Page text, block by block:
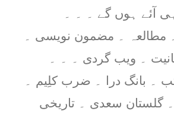
آئے ہوں گے ۔ ۔ ۔
مطالعہ ۔ مضمون نویسی ۔
۔ ویب گردی ۔ ۔ ۔
۔ بانگ درا ۔ ضرب کلِیم ۔
۔ گلستان سعدی ۔ تاریخی